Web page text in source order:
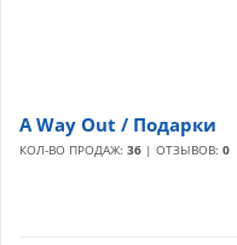
A Way Out / Подарки
КОЛ-ВО ПРОДАЖ: 36 | ОТЗЫВОВ: 0